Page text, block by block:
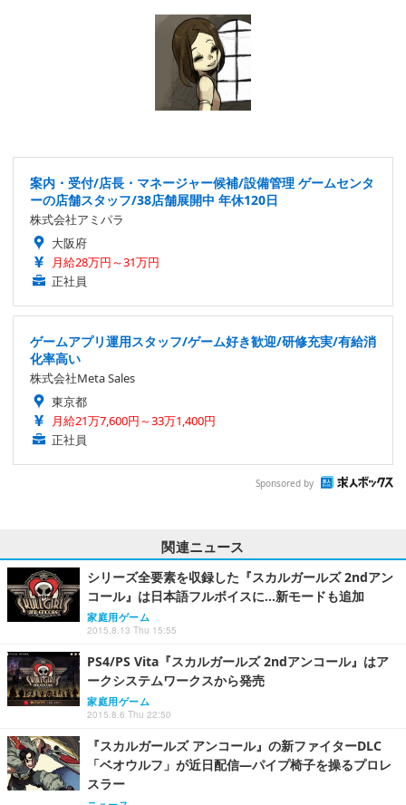
案内・受付/店長・マネージャー候補/設備管理 ゲームセンタ
ーの店舗スタッフ/38店舗展開中 年休120日
株式会社アミパラ
大阪府
月給28万円～31万円
正社員
ゲームアプリ運用スタッフ/ゲーム好き歓迎/研修充実/有給消
化率高い
株式会社Meta Sales
東京都
月給21万7,600円～33万1,400円
正社員
Sponsored by
関連ニュース
シリーズ全要素を収録した『スカルガールズ 2ndアン
コール』は日本語フルボイスに…新モードも追加
家庭用ゲーム
2015.8.13 Thu 15:55
PS4/PS Vita『スカルガールズ 2ndアンコール』はア
ークシステムワークスから発売
家庭用ゲーム
2015.8.6 Thu 22:50
『スカルガールズ アンコール』の新ファイターDLC
「ベオウルフ」が近日配信―パイプ椅子を操るプロレ
スラー